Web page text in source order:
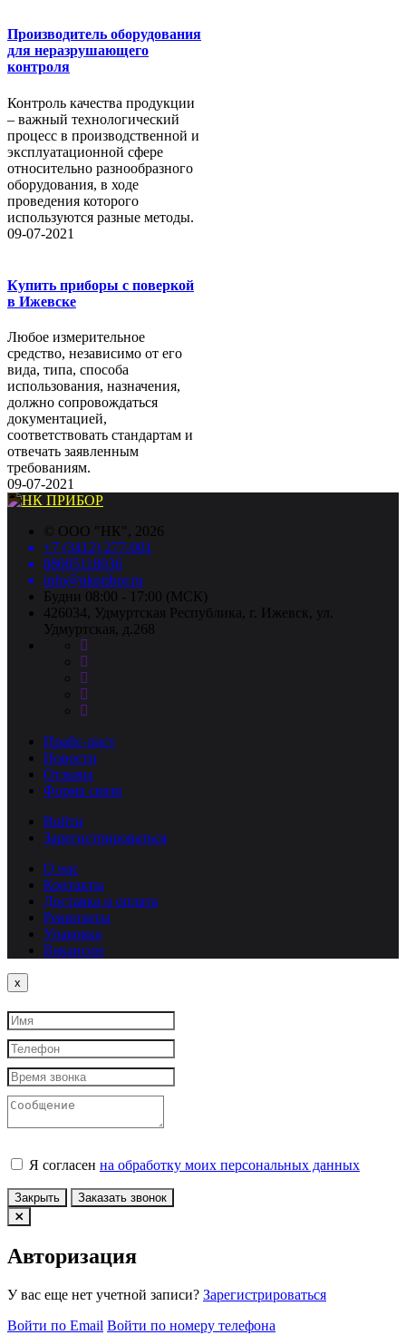
Производитель оборудования
для неразрушающего
контроля
Контроль качества продукции
– важный технологический
процесс в производственной и
эксплуатационной сфере
относительно разнообразного
оборудования, в ходе
проведения которого
используются разные методы.
09-07-2021
Купить приборы с поверкой
в Ижевске
Любое измерительное
средство, независимо от его
вида, типа, способа
использования, назначения,
должно сопровождаться
документацией,
соответствовать стандартам и
отвечать заявленным
требованиям.
09-07-2021
© ООО "НК", 2026
+7 (3412) 277-001
88005118036
info@nkpribor.ru
Будни 08:00 - 17:00 (МСК)
426034, Удмуртская Республика, г. Ижевск, ул.
Удмуртская, д.268
Прайс-лист
Новости
Отзывы
Форма связи
Войти
Зарегистрироваться
О нас
Контакты
Доставка и оплата
Реквизиты
Упаковка
Вакансии
x
Я согласен на обработку моих персональных данных
Закрыть Заказать звонок
Авторизация
У вас еще нет учетной записи? Зарегистрироваться
Войти по Email Войти по номеру телефона